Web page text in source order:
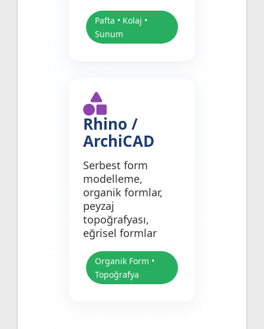
Pafta • Kolaj •
Sunum
Rhino /
ArchiCAD
Serbest form
modelleme,
organik formlar,
peyzaj
topoğrafyası,
eğrisel formlar
Organik Form •
Topoğrafya